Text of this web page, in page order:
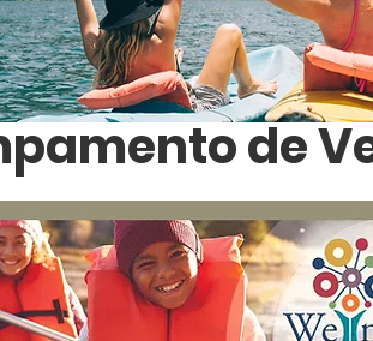
de